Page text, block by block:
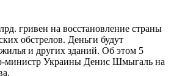
гривен на восстановление страны
обстрелов. Деньги будут
и других зданий. Об этом 5
министр Украины Денис Шмыгаль на